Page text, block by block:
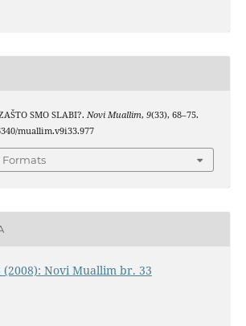
SMO SLABI?. Novi Muallim, 9(33), 68–75.
muallim.v9i33.977
Formats
(2008): Novi Muallim br. 33